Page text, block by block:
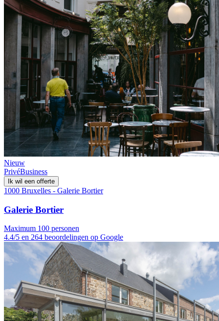
Nieuw
PrivéBusiness
Ik wil een offerte
1000 Bruxelles - Galerie Bortier
Galerie Bortier
Maximum 100 personen
4.4/5 en 264 beoordelingen op Google